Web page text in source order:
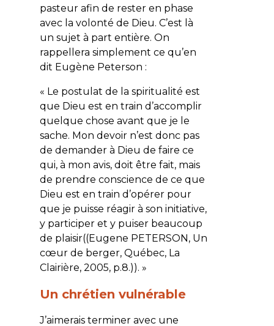
pasteur afin de rester en phase
avec la volonté de Dieu. C’est là
un sujet à part entière. On
rappellera simplement ce qu’en
dit Eugène Peterson :
« Le postulat de la spiritualité est
que Dieu est en train d’accomplir
quelque chose avant que je le
sache. Mon devoir n’est donc pas
de demander à Dieu de faire ce
qui, à mon avis, doit être fait, mais
de prendre conscience de ce que
Dieu est en train d’opérer pour
que je puisse réagir à son initiative,
y participer et y puiser beaucoup
de plaisir((Eugene PETERSON, Un
cœur de berger, Québec, La
Clairière, 2005, p.8.)). »
Un chrétien vulnérable
J’aimerais terminer avec une